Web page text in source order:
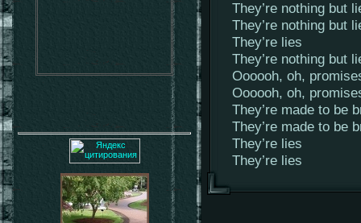
They’re nothing but
They’re nothing but
They’re lies
They’re nothing but
Oooooh, oh,
Oooooh, oh,
They’re made to be
They’re made to be
They’re lies
They’re lies